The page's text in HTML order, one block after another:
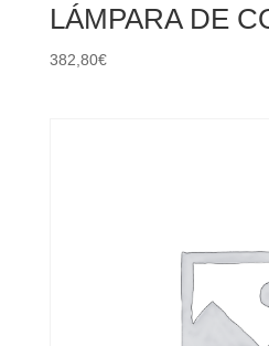
LÁMPARA DE
382,80€